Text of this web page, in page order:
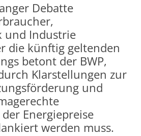
Debatte
und Industrie
die künftig geltenden
betont der BWP,
Klarstellungen zur
und
Energiepreise
werden muss.